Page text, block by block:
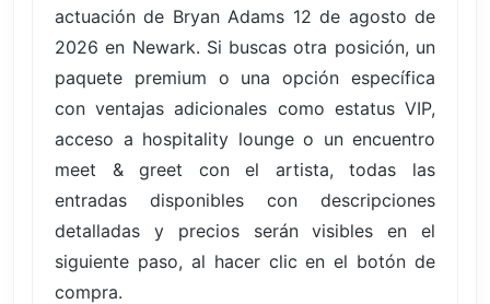
actuación de Bryan Adams 12 de agosto de
2026 en Newark. Si buscas otra posición, un
paquete premium o una opción específica
con ventajas adicionales como estatus VIP,
acceso a hospitality lounge o un encuentro
meet & greet con el artista, todas las
entradas disponibles con descripciones
detalladas y precios serán visibles en el
siguiente paso, al hacer clic en el botón de
compra.